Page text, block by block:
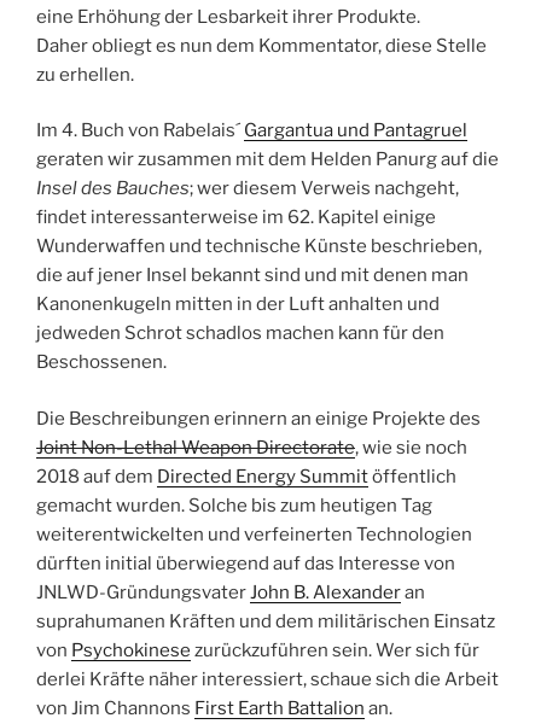
eine Erhöhung der Lesbarkeit ihrer Produkte.
Daher obliegt es nun dem Kommentator, diese Stelle
zu erhellen.
Im 4. Buch von Rabelais´ Gargantua und Pantagruel
geraten wir zusammen mit dem Helden Panurg auf die
Insel des Bauches; wer diesem Verweis nachgeht,
findet interessanterweise im 62. Kapitel einige
Wunderwaffen und technische Künste beschrieben,
die auf jener Insel bekannt sind und mit denen man
Kanonenkugeln mitten in der Luft anhalten und
jedweden Schrot schadlos machen kann für den
Beschossenen.
Die Beschreibungen erinnern an einige Projekte des
Joint Non-Lethal Weapon Directorate, wie sie noch
2018 auf dem Directed Energy Summitöffentlich
gemacht wurden. Solche bis zum heutigen Tag
weiterentwickelten und verfeinerten Technologien
dürften initial überwiegend auf das Interesse von
JNLWD-GründungsvaterJohn B. Alexanderan
suprahumanen Kräften und dem militärischen Einsatz
von Psychokinese zurückzuführen sein. Wer sich für
derlei Kräfte näher interessiert, schaue sich die Arbeit
von Jim Channons First Earth Battalion an.